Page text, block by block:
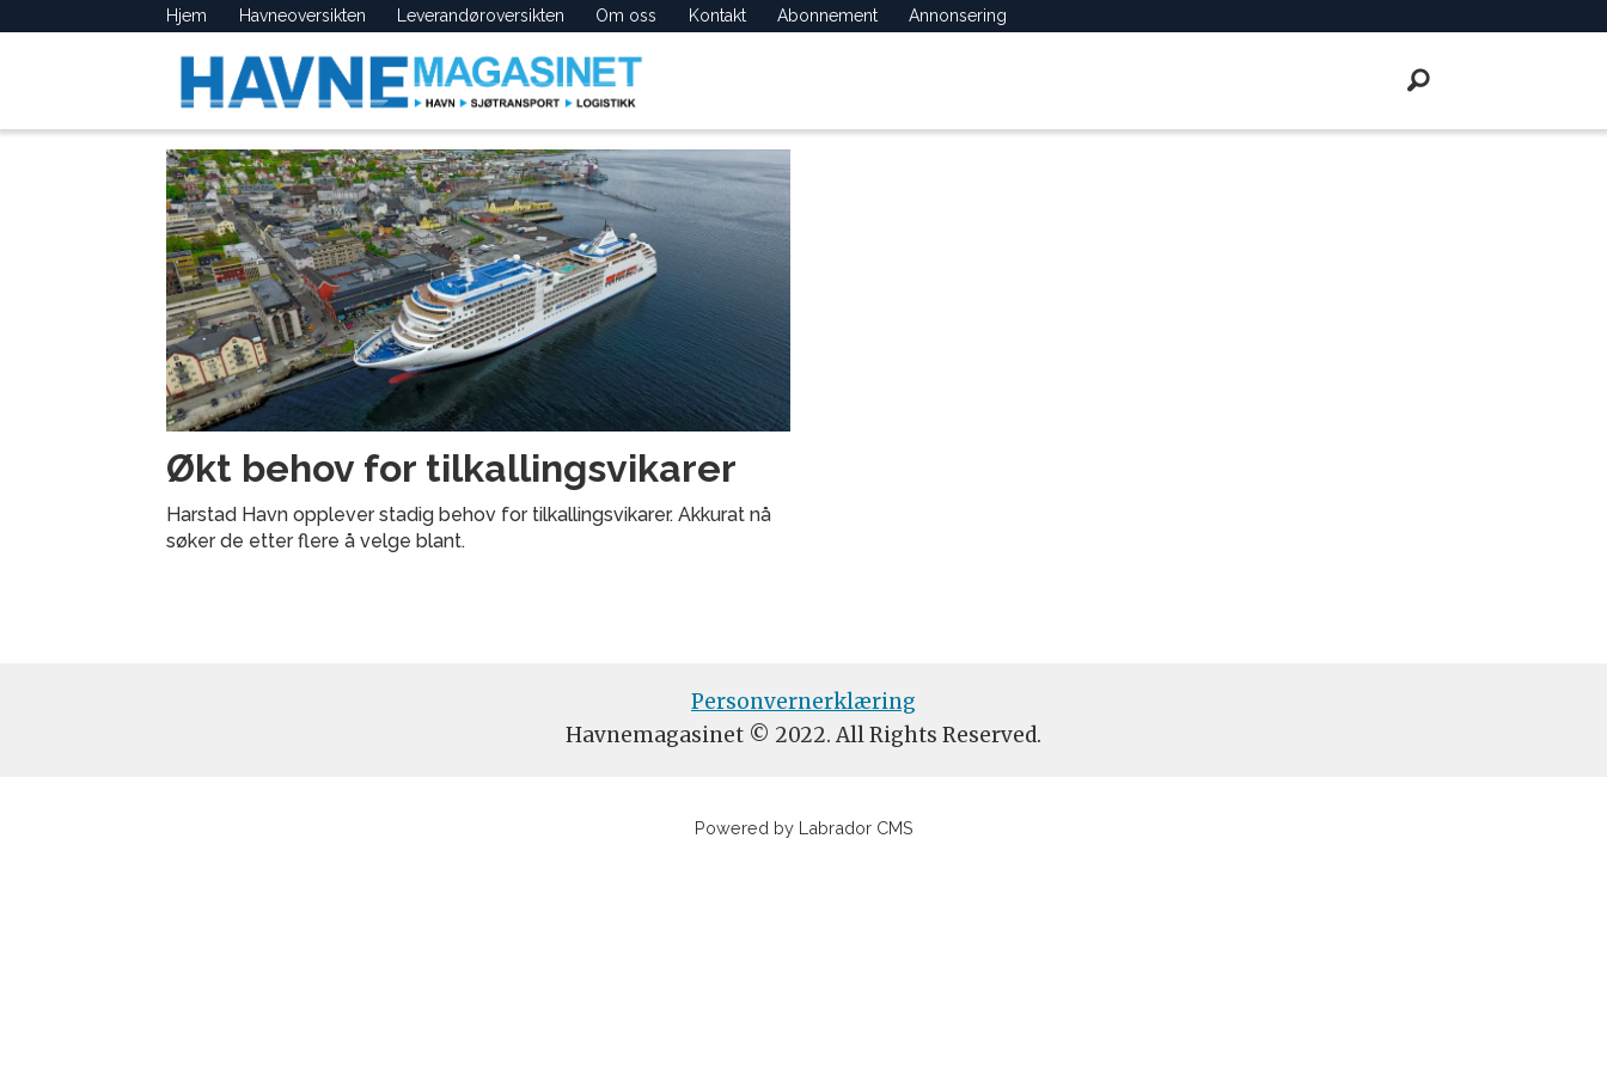
Hjem Havneoversikten Leverandøroversikten Om oss Kontakt Abonnement Annonsering
tilkallingsvikar
Økt behov for tilkallingsvikarer
Harstad Havn opplever stadig behov for tilkallingsvikarer. Akkurat nå
søker de etter flere å velge blant.
Personvernerklæring
Havnemagasinet © 2022. All Rights Reserved.
Powered by Labrador CMS